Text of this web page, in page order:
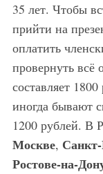
35 лет. Чтобы
прийти на
оплатить
провернуть
составляет
иногда бывают
1200 рублей. В
Москве,
Ростове-на-